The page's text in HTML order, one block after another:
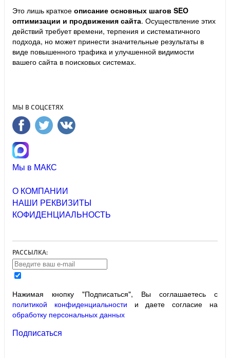
Это лишь краткое описание основных шагов SEO
оптимизации и продвижения сайта. Осуществление этих
действий требует времени, терпения и систематичного
подхода, но может принести значительные результаты в
виде повышенного трафика и улучшенной видимости
вашего сайта в поисковых системах.
МЫ В СОЦСЕТЯХ
Мы в МАКС
О КОМПАНИИ
НАШИ РЕКВИЗИТЫ
КОФИДЕНЦИАЛЬНОСТЬ
РАССЫЛКА:
Нажимая кнопку "Подписаться", Вы соглашаетесь с
политикой конфиденциальности и даете согласие на
обработку персональных данных
Подписаться